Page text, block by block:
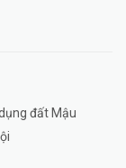
đất Mậu